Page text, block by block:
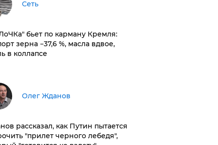
Сеть
бьет по карману Кремля:
зерна −37,6 %, масла вдвое,
в коллапсе
Олег Жданов
рассказал, как Путин пытается
"прилет черного лебедя",